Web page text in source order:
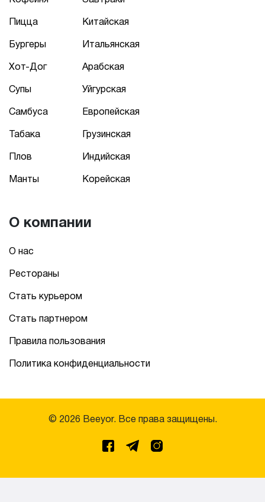
Пицца
Бургеры
Хот-Дог
Супы
Самбуса
Табака
Плов
Манты
Китайская
Итальянская
Арабская
Уйгурская
Европейская
Грузинская
Индийская
Корейская
О компании
О нас
Рестораны
Стать курьером
Стать партнером
Правила пользования
Политика конфиденциальности
© 2026 Beeyor. Все права защищены.